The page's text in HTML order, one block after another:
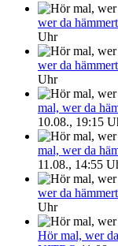
wer da
Uhr
wer da
Uhr
mal, wer da
10.08., 19:15
mal, wer da
11.08., 14:55
wer da
Uhr
Hör mal, wer